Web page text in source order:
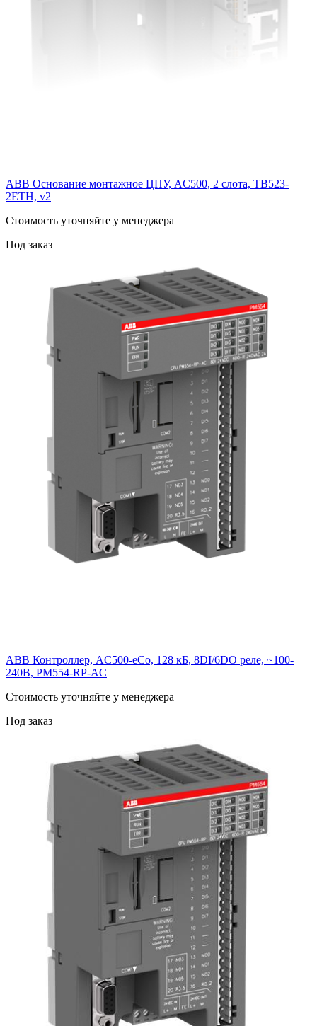
ABB Основание монтажное ЦПУ, AC500, 2 слота, TB523-
2ETH, v2
Cтоимость уточняйте у менеджера
Под заказ
ABB Контроллер, AC500-eCo, 128 кБ, 8DI/6DO реле, ~100-
240В, PM554-RP-AC
Cтоимость уточняйте у менеджера
Под заказ